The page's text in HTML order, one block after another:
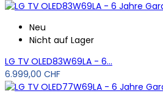
Neu
Nicht auf Lager
LG TV OLED83W69LA - 6...
6.999,00 CHF